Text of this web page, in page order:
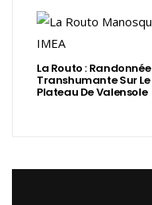
La Routo : Randonnée
Transhumante Sur Le
Plateau De Valensole